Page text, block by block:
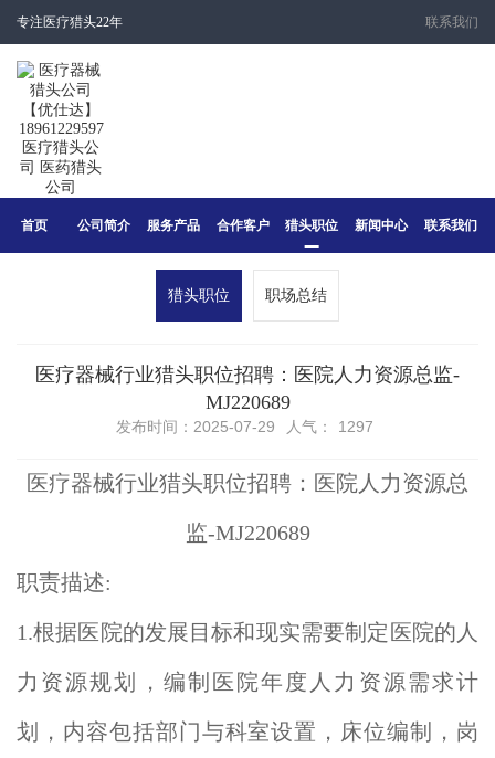
专注医疗猎头22年 联系我们
首页 公司简介 服务产品 合作客户 猎头职位 新闻中心 联系我们
猎头职位 职场总结
医疗器械行业猎头职位招聘：医院人力资源总监-
MJ220689
发布时间：2025-07-29 人气： 1297
医疗器械行业猎头职位招聘：医院人力资源总
监-MJ220689
职责描述:
1.根据医院的发展目标和现实需要制定医院的人
力资源规划，编制医院年度人力资源需求计
划，内容包括部门与科室设置，床位编制，岗